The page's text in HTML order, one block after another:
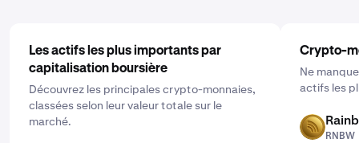
Les actifs les plus importants par
capitalisation boursière
Découvrez les principales crypto-monnaies,
classées selon leur valeur totale sur le
marché.
Crypto-
Ne
actifs les
RNBW
RNBW